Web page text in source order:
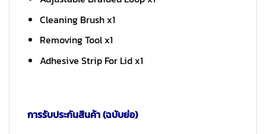
Cleaning Brush x1
Removing Tool x1
Adhesive Strip For Lid x1
การรับประกันสินค้า (ฉบับย่อ)